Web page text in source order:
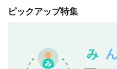
ピックアップ特集